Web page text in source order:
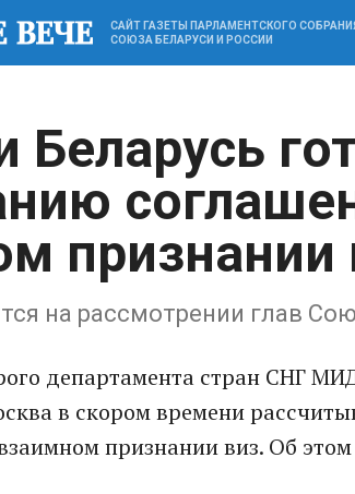
САЙТ ГАЗЕТЫ ПАРЛАМЕНТСКОГО
СОЮЗА БЕЛАРУСИ И РОССИИ
Беларусь
признании
на рассмотрении глав
департамента стран СНГ
в скором времени
признании виз. Об